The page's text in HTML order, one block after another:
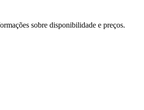
sobre disponibilidade e preços.